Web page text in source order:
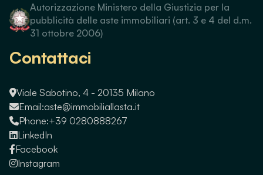
Autorizzazione Ministero della Giustizia per la
pubblicità delle aste immobiliari (art. 3 e 4 del d.m.
31 ottobre 2006)
Contattaci
Viale Sabotino, 4 - 20135 Milano
Email:aste@immobiliallasta.it
Phone:+39 0280888267
LinkedIn
Facebook
Instagram